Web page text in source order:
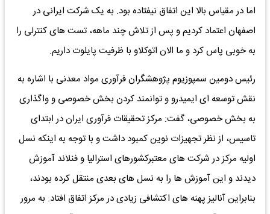
اما در مقیاس بالا این اتفاق نیفتاده بود. به یک شرکت ایرانی در
اصفهان اعتماد کردیم و پس از تلاش چند ماهه، تست های کنترلی را
به خوبی پاس کرد و ما الان اتوکلاو با ظرفیت پایلوت داریم.
رئیس دومین سمپوزیوم پژوهشگران فرآوری مواد معدنی با اشاره به
نقش توسعه ای ایمیدرو و توانمند کردن بخش خصوصی و واگذاری
به بخش خصوصی، گفت: مرکز تحقیقات فرآوری ایران در ابتدای
تاسیس، از نظر تجهیزات نوین کمبود داشت و با توجه به اینکه نسل
اولیه مرکز در شرکت های معتبرکشورهای استرالیا و فنلاند آموزش
دیدند و این آموزش ها را به نسل های بعدی منتقل کرده بودند،
بنابراین آنالیز پهنه های اکتشافی زیادی در مرکز اتفاق افتاد. به مرور